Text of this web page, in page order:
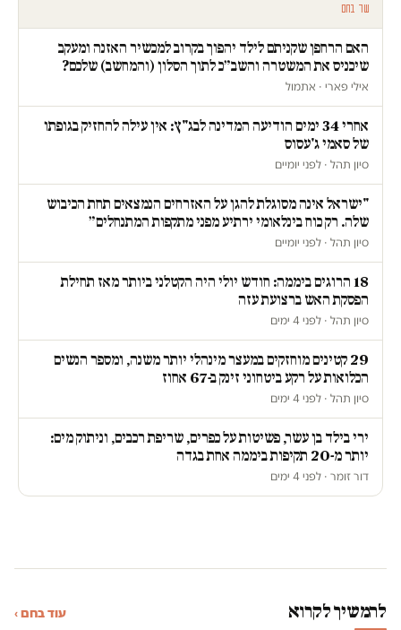
עוד בחם
האם הרחפן שקניתם לילד יהפוך בקרוב למכשיר האזנה ומעקב
שיכניס את המשטרה והשב״כ לתוך הסלון (והמחשב) שלכם?
אילי פארי · אתמול
אחרי 34 ימים הודיעה המדינה לבג"ץ: אין עילה להחזיק בגופתו
של סאמי ג'עסוס
סיון תהל · לפני יומיים
"ישראל אינה מסוגלת להגן על האזרחים הנמצאים תחת הכיבוש
שלה. רק כוח בינלאומי ירתיע מפני מתקפות המתנחלים״
סיון תהל · לפני יומיים
18 הרוגים ביממה: חודש יולי היה הקטלני ביותר מאז תחילת
הפסקת האש ברצועת עזה
סיון תהל · לפני 4 ימים
29 קטינים מוחזקים במעצר מינהלי יותר משנה, ומספר הנשים
הכלואות על רקע ביטחוני זינק ב-67 אחוז
סיון תהל · לפני 4 ימים
ירי בילד בן עשר, פשיטות על כפרים, שריפת רכבים, וניתוק מים:
יותר מ-20 תקיפות ביממה אחת בגדה
דור זומר · לפני 4 ימים
להמשיך לקרוא עוד בחם ›